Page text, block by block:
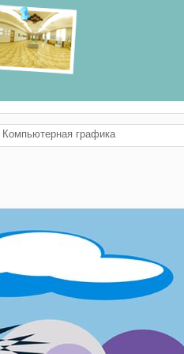
Компьютерная графика